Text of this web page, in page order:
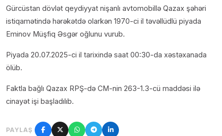
Gürcüstan dövlət qeydiyyat nişanlı avtomobillə Qazax şəhəri
istiqamətində hərəkətdə olarkən 1970-ci il təvəllüdlü piyada
Eminov Müşfiq Əsgər oğlunu vurub.
Piyada 20.07.2025-ci il tarixində saat 00:30-da xəstəxanada
ölüb.
Faktla bağlı Qazax RPŞ-də CM-nin 263-1.3-cü maddəsi ilə
cinayət işi başladılıb.
PAYLAŞ